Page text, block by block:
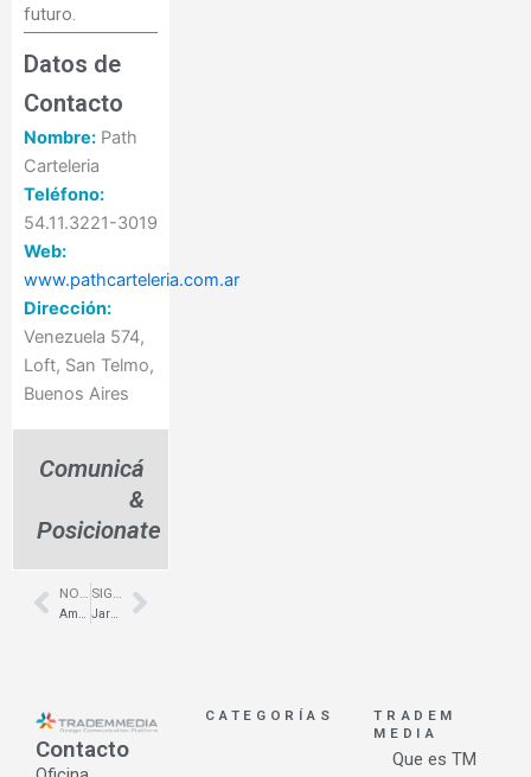
futuro.
Datos de
Contacto
Nombre: Path
Carteleria
Teléfono:
54.11.3221-3019
Web:
www.pathcarteleria.com.ar
Dirección:
Venezuela 574,
Loft, San Telmo,
Buenos Aires
Comunicá
&
Posicionate
Prev
NOTA ANTERIOR SIGUIENTE NOTA Next
Contacto
CATEGORÍAS
TRADEM
MEDIA
Que es TM